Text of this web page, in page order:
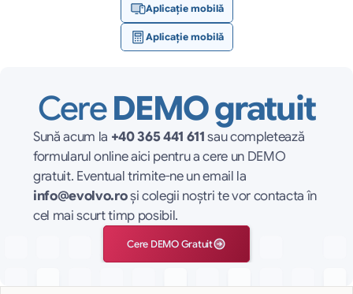
Aplicație mobilă
Aplicație mobilă
Cere DEMO gratuit
Sună acum la +40 365 441 611 sau completează
formularul online aici pentru a cere un DEMO
info@evolvo.ro și colegii noștri te vor contacta în
cel mai scurt timp posibil.
Cere DEMO Gratuit